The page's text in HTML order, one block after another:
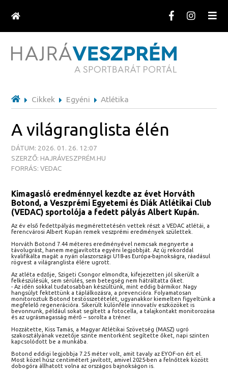
Cikkek Egyéni Atlétika
A világranglista élén
DÁTUM: 2026. 01. 26. 12:07
SZERZŐ: HAJRÁVESZPRÉM.HU
FORRÁS: VEDAC
Kimagasló eredménnyel kezdte az évet Horváth
Botond, a Veszprémi Egyetemi és Diák Atlétikai Club
(VEDAC) sportolója a fedett pályás Albert Kupán.
Az év első fedettpályás megmérettetésén vettek részt a VEDAC atlétái, a
ferencvárosi Albert Kupán remek veszprémi eredmények születtek.
Horváth Botond 7.44 méteres eredményével nemcsak megnyerte a
távolugrást, hanem megjavította egyéni legjobbját. Az új rekorddal
kvalifikálta magát a nyári olaszországi U18-as Európa-bajnokságra, ráadásul
rögvest a világranglista élére ugrott.
Az atléta edzője, Szigeti Csongor elmondta, kifejezetten jól sikerült a
felkészülésük, sem sérülés, sem betegség nem hátráltatta őket.
- Az idén sokkal tudatosabban készültünk, mint eddig bármikor. Nagy
hangsúlyt fektettünk a táplálkozásra, a prevencióra. Folyamatosan
monitoroztuk Botond testösszetételét, ugyanakkor kiemelten figyeltünk a
megfelelő regenerációra. Sikerült különféle innovatív eszközöket is
bevonnunk, például sokat segített a fotocella, a talajkontakt monitorozása
és az ugrásmagasság mérő – sorolta a tréner.
Hozzátette, Kiss Tamás, a Magyar Atlétikai Szövetség (MASZ) ugró
szakosztályának vezetője szinte mentorként segítette őket, napi szinten
kapcsolódott be a munkába.
Botond eddigi legjobbja 7.25 méter volt, amit tavaly az EYOF-on ért el.
Most közel húsz centimétert javított, amivel 2025-ben a felnőttek között
dobogóra állhatott volna az országos bajnokságon is.